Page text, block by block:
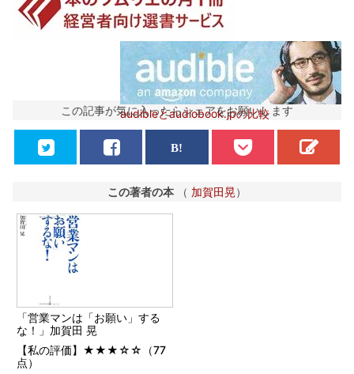
audibleとaudiobook.jpの比較
この記事が気に入ったらシェアをお願いします
この著者の本 （ 加賀田晃）
「営業マンは「お願い」する
な！」加賀田 晃
【私の評価】★★★☆☆（77
点）